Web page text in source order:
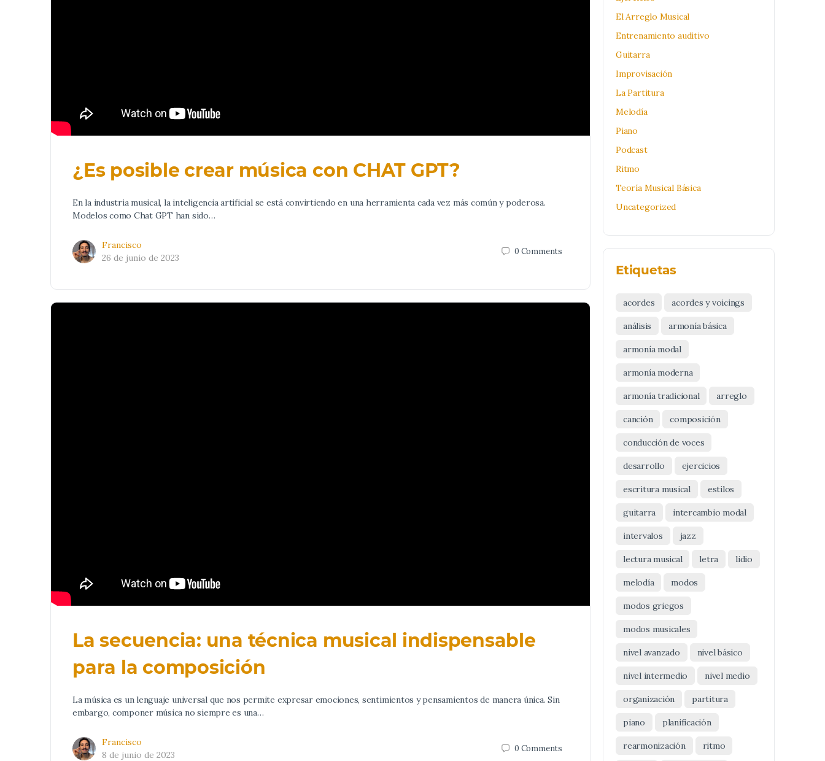
¿Es posible crear música con CHAT GPT?
En la industria musical, la inteligencia artificial se está convirtiendo en una herramienta cada vez más común y poderosa.
Modelos como Chat GPT han sido…
Francisco
26 de junio de 2023
0 Comments
La secuencia: una técnica musical indispensable
para la composición
La música es un lenguaje universal que nos permite expresar emociones, sentimientos y pensamientos de manera única. Sin
embargo, componer música no siempre es una…
Francisco
8 de junio de 2023
0 Comments
El Arreglo Musical
Entrenamiento auditivo
Guitarra
Improvisación
La Partitura
Melodía
Piano
Podcast
Ritmo
Teoría Musical Básica
Uncategorized
Etiquetas
acordes acordes y voicings
análisis armonía básica
armonía modal
armonía moderna
armonía tradicional arreglo
canción composición
conducción de voces
desarrollo ejercicios
escritura musical estilos
guitarra intercambio modal
intervalos jazz
lectura musical letra lidio
melodía modos
modos griegos
modos musicales
nivel avanzado nivel básico
nivel intermedio nivel medio
organización partitura
piano planificación
rearmonización ritmo